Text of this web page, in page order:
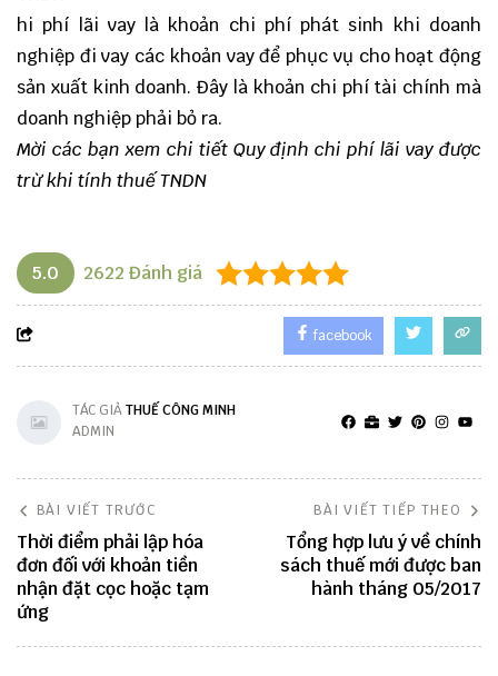
hi phí lãi vay là khoản chi phí phát sinh khi doanh
nghiệp đi vay các khoản vay để phục vụ cho hoạt động
sản xuất kinh doanh. Đây là khoản chi phí tài chính mà
doanh nghiệp phải bỏ ra.
Mời các bạn xem chi tiết Quy định chi phí lãi vay được
trừ khi tính thuế TNDN
5.0 2622 Đánh giá
facebook
TÁC GIẢTHUẾ CÔNG MINH
ADMIN
BÀI VIẾT TRƯỚC
Thời điểm phải lập hóa
đơn đối với khoản tiền
nhận đặt cọc hoặc tạm
ứng
BÀI VIẾT TIẾP THEO
Tổng hợp lưu ý về chính
sách thuế mới được ban
hành tháng 05/2017